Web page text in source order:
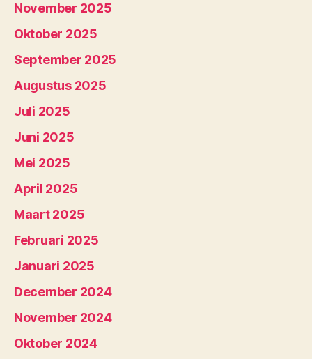
November 2025
Oktober 2025
September 2025
Augustus 2025
Juli 2025
Juni 2025
Mei 2025
April 2025
Maart 2025
Februari 2025
Januari 2025
December 2024
November 2024
Oktober 2024